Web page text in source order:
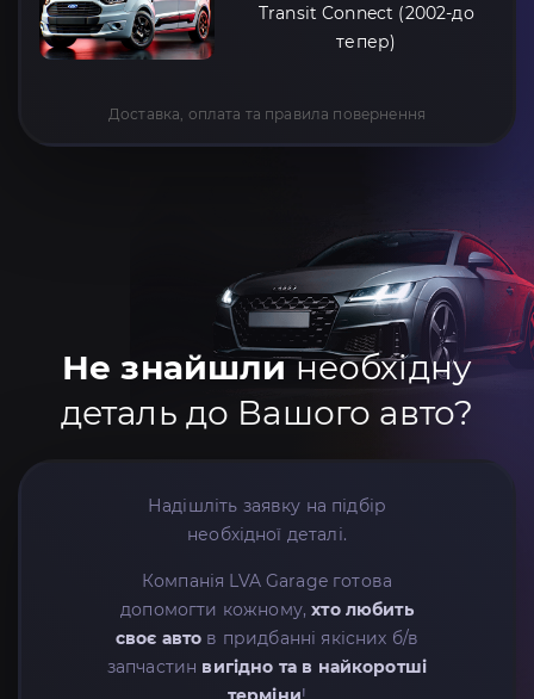
Transit Connect (2002-до
тепер)
Доставка, оплата та правила повернення
Не знайшлинеобхідну
деталь до Вашого авто?
Надішліть заявку на підбір
необхідної деталі.
Компанія LVA Garage готова
допомогти кожному,хто любить
своє авто в придбанні якісних б/в
запчастин вигідно та в найкоротші